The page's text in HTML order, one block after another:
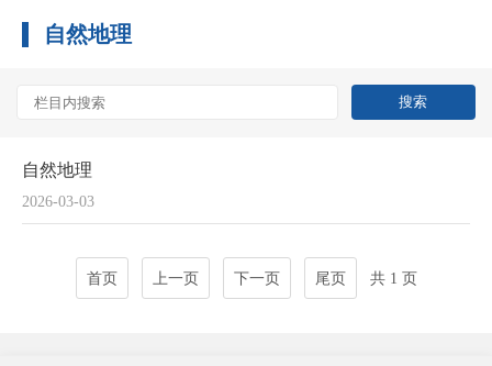
自然地理
2026-03-03
自然地理
首页 上一页 下一页 尾页 共 1 页